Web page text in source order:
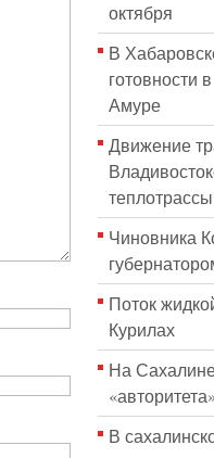
октября
В
готовности
Амуре
Движение
Чиновника
Поток
Курилах
На
«авторитета»
В